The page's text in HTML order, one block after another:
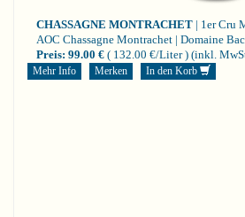
CHASSAGNE MONTRACHET | 1er Cru
AOC Chassagne Montrachet | Domaine
Preis: 99.00 € ( 132.00 €/Liter ) (inkl.
Mehr Info Merken In den Korb